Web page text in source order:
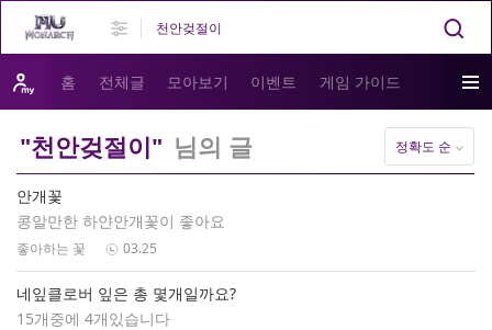
홈 전체글 모아보기 이벤트 게임 가이드
"천안겆절이" 님의 글 정확도 순
안개꽃
콩알만한 하얀안개꽃이 좋아요
좋아하는 꽃 03.25
네잎클로버 잎은 총 몇개일까요?
15개중에 4개있습니다